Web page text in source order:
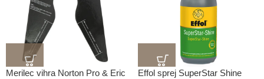
Merilec vihra Norton Pro & Eric
Effol sprej SuperStar Shine